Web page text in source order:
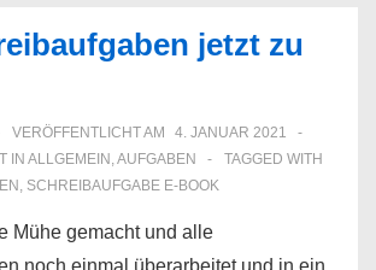
jetzt zu
VERÖFFENTLICHT AM
4. JANUAR 2021
IN ALLGEMEIN AUFGABEN
TAGGED WITH
SCHREIBAUFGABE E-BOOK
Mühe gemacht und alle
noch einmal überarbeitet und in ein